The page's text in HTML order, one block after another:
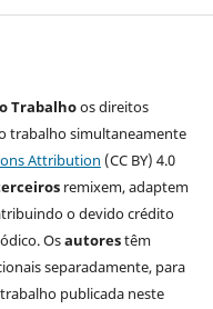
Trabalhoos direitos
trabalho simultaneamente
Attribution (CC BY) 4.0
remixem, adaptem
o devido crédito
Osautorestêm
separadamente, para
publicada neste